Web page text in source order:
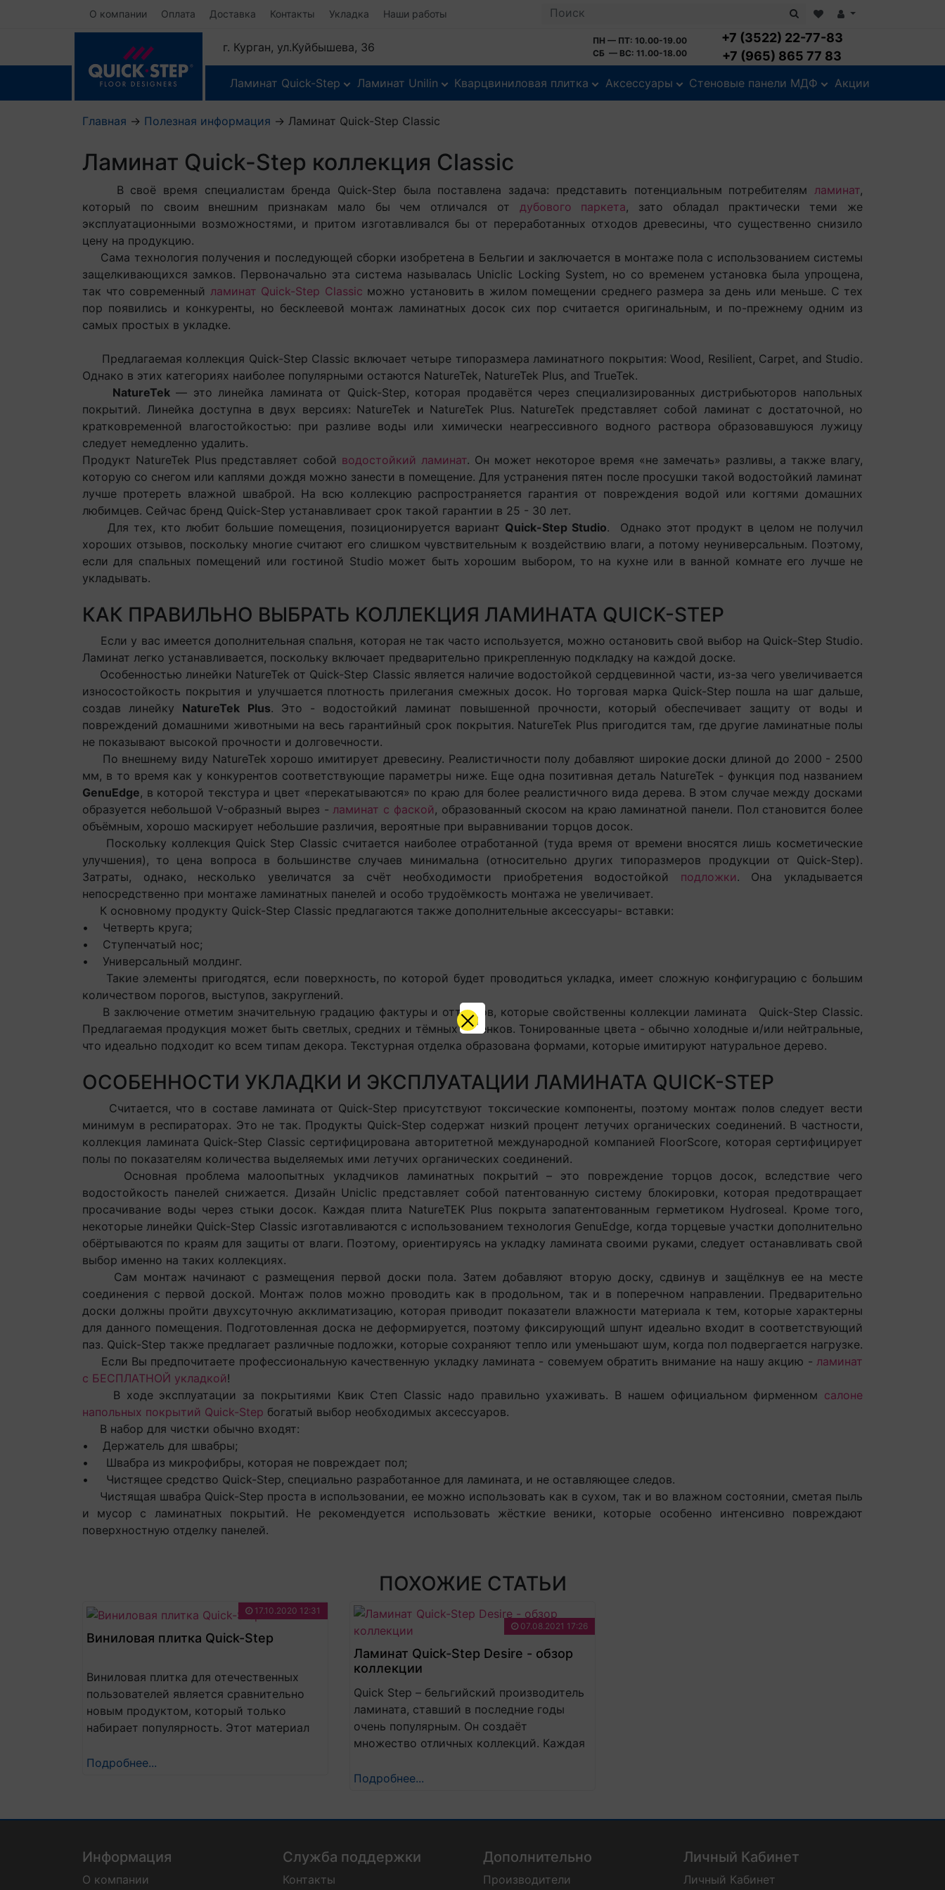
О компании Оплата Доставка Контакты Укладка Наши работы
г. Курган, ул.Куйбышева, 36
ПН — ПТ: 10.00-19.00
СБ — ВС: 11.00-18.00
+7 (3522) 22-77-83
+7 (965) 865 77 83
Ламинат Quick-Step Ламинат Unilin Кварцвиниловая плитка Аксессуары Стеновые панели МДФ Акции
Главная → Полезная информация → Ламинат Quick-Step Classic
Ламинат Quick-Step коллекция Classic
В своё время специалистам бренда Quick-Step была поставлена задача: представить потенциальным потребителям ламинат,
который по своим внешним признакам мало бы чем отличался от дубового паркета, зато обладал практически теми же
эксплуатационными возможностями, и притом изготавливался бы от переработанных отходов древесины, что существенно снизило
цену на продукцию.
Сама технология получения и последующей сборки изобретена в Бельгии и заключается в монтаже пола с использованием системы
защелкивающихся замков. Первоначально эта система называлась Uniclic Locking System, но со временем установка была упрощена,
так что современный ламинат Quick-Step Classic можно установить в жилом помещении среднего размера за день или меньше. С тех
пор появились и конкуренты, но бесклеевой монтаж ламинатных досок сих пор считается оригинальным, и по-прежнему одним из
самых простых в укладке.
Предлагаемая коллекция Quick-Step Classic включает четыре типоразмера ламинатного покрытия: Wood, Resilient, Carpet, and Studio.
Однако в этих категориях наиболее популярными остаются NatureTek, NatureTek Plus, and TrueTek.
NatureTek— это линейка ламината от Quick-Step, которая продавётся через специализированных дистрибьюторов напольных
покрытий. Линейка доступна в двух версиях: NatureTek и NatureTek Plus. NatureTek представляет собой ламинат с достаточной, но
кратковременной влагостойкостью: при разливе воды или химически неагрессивного водного раствора образовавшуюся лужицу
следует немедленно удалить.
Продукт NatureTek Plus представляет собой водостойкий ламинат. Он может некоторое время «не замечать» разливы, а также влагу,
которую со снегом или каплями дождя можно занести в помещение. Для устранения пятен после просушки такой водостойкий ламинат
лучше протереть влажной шваброй. На всю коллекцию распространяется гарантия от повреждения водой или когтями домашних
любимцев. Сейчас бренд Quick-Step устанавливает срок такой гарантии в 25 - 30 лет.
Для тех, кто любит большие помещения, позиционируется вариант Quick-Step Studio. Однако этот продукт в целом не получил
хороших отзывов, поскольку многие считают его слишком чувствительным к воздействию влаги, а потому неуниверсальным. Поэтому,
если для спальных помещений или гостиной Studio может быть хорошим выбором, то на кухне или в ванной комнате его лучше не
укладывать.
КАК ПРАВИЛЬНО ВЫБРАТЬ КОЛЛЕКЦИЯ ЛАМИНАТА QUICK-STEP
Если у вас имеется дополнительная спальня, которая не так часто используется, можно остановить свой выбор на Quick-Step Studio.
Ламинат легко устанавливается, поскольку включает предварительно прикрепленную подкладку на каждой доске.
Особенностью линейки NatureTek от Quick-Step Classic является наличие водостойкой сердцевинной части, из-за чего увеличивается
износостойкость покрытия и улучшается плотность прилегания смежных досок. Но торговая марка Quick-Step пошла на шаг дальше,
создав линейку NatureTek Plus. Это - водостойкий ламинат повышенной прочности, который обеспечивает защиту от воды и
повреждений домашними животными на весь гарантийный срок покрытия. NatureTek Plus пригодится там, где другие ламинатные полы
не показывают высокой прочности и долговечности.
По внешнему виду NatureTek хорошо имитирует древесину. Реалистичности полу добавляют широкие доски длиной до 2000 - 2500
мм, в то время как у конкурентов соответствующие параметры ниже. Еще одна позитивная деталь NatureTek - функция под названием
GenuEdge, в которой текстура и цвет «перекатываются» по краю для более реалистичного вида дерева. В этом случае между досками
образуется небольшой V-образный вырез -ламинат с фаской, образованный скосом на краю ламинатной панели. Пол становится более
объёмным, хорошо маскирует небольшие различия, вероятные при выравнивании торцов досок.
Поскольку коллекция Quick Step Classic считается наиболее отработанной (туда время от времени вносятся лишь косметические
улучшения), то цена вопроса в большинстве случаев минимальна (относительно других типоразмеров продукции от Quick-Step).
Затраты, однако, несколько увеличатся за счёт необходимости приобретения водостойкой подложки. Она укладывается
непосредственно при монтаже ламинатных панелей и особо трудоёмкость монтажа не увеличивает.
К основному продукту Quick-Step Classic предлагаются также дополнительные аксессуары- вставки:
• Четверть круга;
• Ступенчатый нос;
• Универсальный молдинг.
Такие элементы пригодятся, если поверхность, по которой будет проводиться укладка, имеет сложную конфигурацию с большим
количеством порогов, выступов, закруглений.
В заключение отметим значительную градацию фактуры и оттенков, которые свойственны коллекции ламината Quick-Step Classic.
Предлагаемая продукция может быть светлых, средних и тёмных оттенков. Тонированные цвета - обычно холодные и/или нейтральные,
что идеально подходит ко всем типам декора. Текстурная отделка образована формами, которые имитируют натуральное дерево.
ОСОБЕННОСТИ УКЛАДКИ И ЭКСПЛУАТАЦИИ ЛАМИНАТА QUICK-STEP
Считается, что в составе ламината от Quick-Step присутствуют токсические компоненты, поэтому монтаж полов следует вести
минимум в респираторах. Это не так. Продукты Quick-Step содержат низкий процент летучих органических соединений. В частности,
коллекция ламината Quick-Step Classic сертифицирована авторитетной международной компанией FloorScore, которая сертифицирует
полы по показателям количества выделяемых ими летучих органических соединений.
Основная проблема малоопытных укладчиков ламинатных покрытий – это повреждение торцов досок, вследствие чего
водостойкость панелей снижается. Дизайн Uniclic представляет собой патентованную систему блокировки, которая предотвращает
просачивание воды через стыки досок. Каждая плита NatureTEK Plus покрыта запатентованным герметиком Hydroseal. Кроме того,
некоторые линейки Quick-Step Classic изготавливаются с использованием технология GenuEdge, когда торцевые участки дополнительно
обёртываются по краям для защиты от влаги. Поэтому, ориентируясь на укладку ламината своими руками, следует останавливать свой
выбор именно на таких коллекциях.
Сам монтаж начинают с размещения первой доски пола. Затем добавляют вторую доску, сдвинув и защёлкнув ее на месте
соединения с первой доской. Монтаж полов можно проводить как в продольном, так и в поперечном направлении. Предварительно
доски должны пройти двухсуточную акклиматизацию, которая приводит показатели влажности материала к тем, которые характерны
для данного помещения. Подготовленная доска не деформируется, поэтому фиксирующий шпунт идеально входит в соответствующий
паз. Quick-Step также предлагает различные подложки, которые сохраняют тепло или уменьшают шум, когда пол подвергается нагрузке.
Если Вы предпочитаете профессиональную качественную укладку ламината - совемуем обратить внимание на нашу акцию - ламинат
с БЕСПЛАТНОЙ укладкой!
В ходе эксплуатации за покрытиями Квик Степ Classic надо правильно ухаживать. В нашем официальном фирменном салоне
напольных покрытий Quick-Step богатый выбор необходимых аксессуаров.
В набор для чистки обычно входят:
• Держатель для швабры;
• Швабра из микрофибры, которая не повреждает пол;
• Чистящее средство Quick-Step, специально разработанное для ламината, и не оставляющее следов.
Чистящая швабра Quick-Step проста в использовании, ее можно использовать как в сухом, так и во влажном состоянии, сметая пыль
и мусор с ламинатных покрытий. Не рекомендуется использовать жёсткие веники, которые особенно интенсивно повреждают
поверхностную отделку панелей.
ПОХОЖИЕ СТАТЬИ
17.10.2020 12:31
Виниловая плитка Quick-Step
Виниловая плитка для отечественных
пользователей является сравнительно
новым продуктом, который только
набирает популярность. Этот материал
альтернативой ламината, паркета и
Подробнее...
07.08.2021 17:26
Ламинат Quick-Step Desire - обзор
коллекции
Quick Step – бельгийский производитель
ламината, ставший в последние годы
очень популярным. Он создаёт
множество отличных коллекций. Каждая
не исключение.
Подробнее...
Информация
О компании
Служба поддержки
Контакты
Дополнительно
Производители
Личный Кабинет
Личный Кабинет